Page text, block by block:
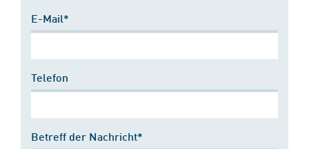
E-Mail*
Telefon
Betreff der Nachricht*